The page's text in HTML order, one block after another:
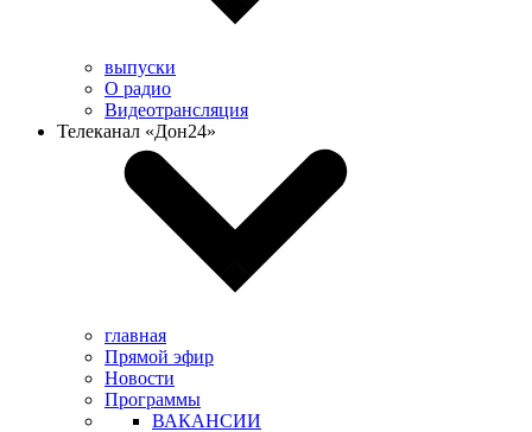
выпуски
О радио
Видеотрансляция
Телеканал «Дон24»
главная
Прямой эфир
Новости
Программы
ВАКАНСИИ